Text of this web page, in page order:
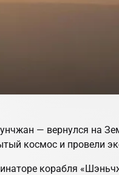
— вернулся на
космос и провели
корабля